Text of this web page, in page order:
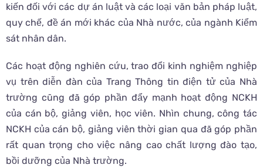
kiến đối với các dự án luật và các loại văn bản pháp luật,
quy chế, đề án mới khác của Nhà nước, của ngành Kiểm
sát nhân dân.
Các hoạt động nghiên cứu, trao đổi kinh nghiệm nghiệp
vụ trên diễn đàn của Trang Thông tin điện tử của Nhà
trường cũng đã góp phần đẩy mạnh hoạt động NCKH
của cán bộ, giảng viên, học viên. Nhìn chung, công tác
NCKH của cán bộ, giảng viên thời gian qua đã góp phần
rất quan trọng cho việc nâng cao chất lượng đào tạo,
bồi dưỡng của Nhà trường.